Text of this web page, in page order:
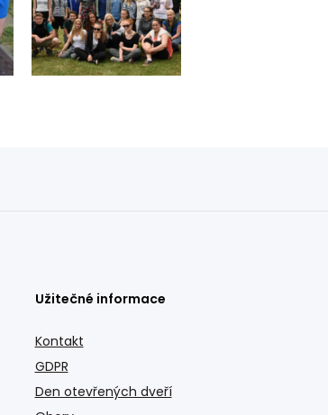
Užitečné informace
Kontakt
GDPR
Den otevřených dveří